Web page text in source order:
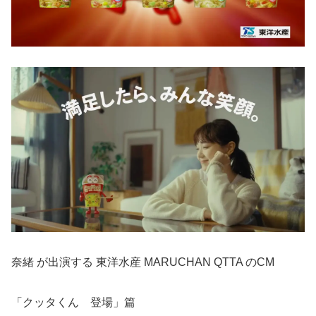
奈緒 が出演する 東洋水産 MARUCHAN QTTA のCM
「クッタくん 登場」篇